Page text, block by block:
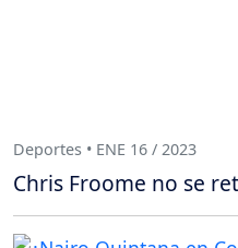
Deportes • ENE 16 / 2023
Chris Froome no se